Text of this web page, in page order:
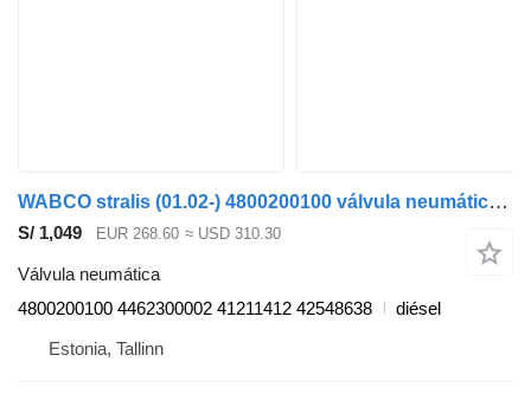
WABCO stralis (01.02-) 4800200100 válvula neumática para IVECO Stralis, Trakker (2002-) cabeza tractora
S/ 1,049 EUR 268.60 ≈ USD 310.30
Válvula neumática
4800200100 4462300002 41211412 42548638
diésel
Estonia, Tallinn